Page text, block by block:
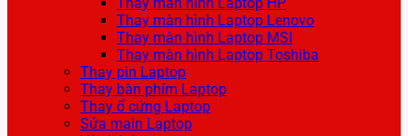
Thay màn hình Laptop Lenovo
Thay màn hình Laptop MSI
Thay màn hình Laptop Toshiba
Thay pin Laptop
Thay bàn phím Laptop
Thay ổ cứng Laptop
Sửa main Laptop